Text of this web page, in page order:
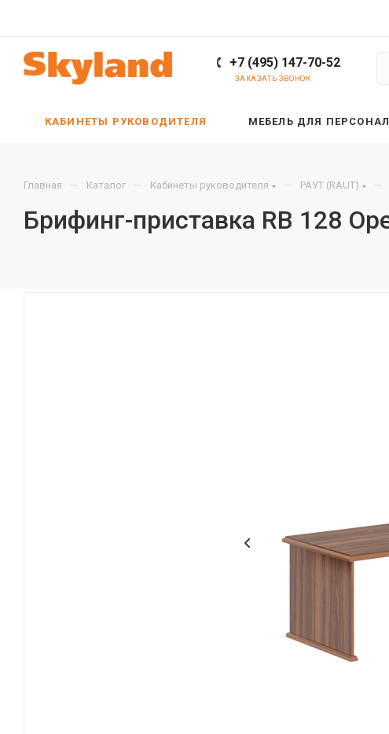
+7 (495) 147-70-52
ЗАКАЗАТЬ ЗВОНОК
КАБИНЕТЫ РУКОВОДИТЕЛЯ МЕБЕЛЬ ДЛЯ
Главная — Каталог — Кабинеты руководителя — РАУТ (RAUT) —
Брифинг-приставка RB 128